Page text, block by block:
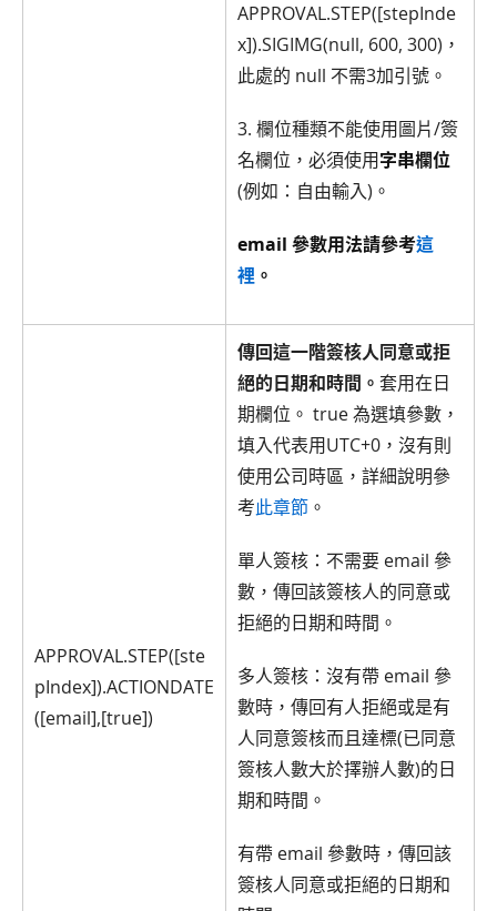
APPROVAL.STEP([stepInde
x]).SIGIMG(null, 600, 300)，
此處的 null 不需3加引號。
3. 欄位種類不能使用圖片/簽
名欄位，必須使用字串欄位
(例如：自由輸入)。
email 參數用法請參考這
裡 。
APPROVAL.STEP([ste
pIndex]).ACTIONDATE
([email],[true])
傳回這一階簽核人同意或拒
絕的日期和時間。 套用在日
期欄位。 true 為選填參數，
填入代表用UTC+0，沒有則
使用公司時區，詳細說明參
考此章節 。
單人簽核：不需要 email 參
數，傳回該簽核人的同意或
拒絕的日期和時間。
多人簽核：沒有帶 email 參
數時，傳回有人拒絕或是有
人同意簽核而且達標(已同意
簽核人數大於擇辦人數)的日
期和時間。
有帶 email 參數時，傳回該
簽核人同意或拒絕的日期和